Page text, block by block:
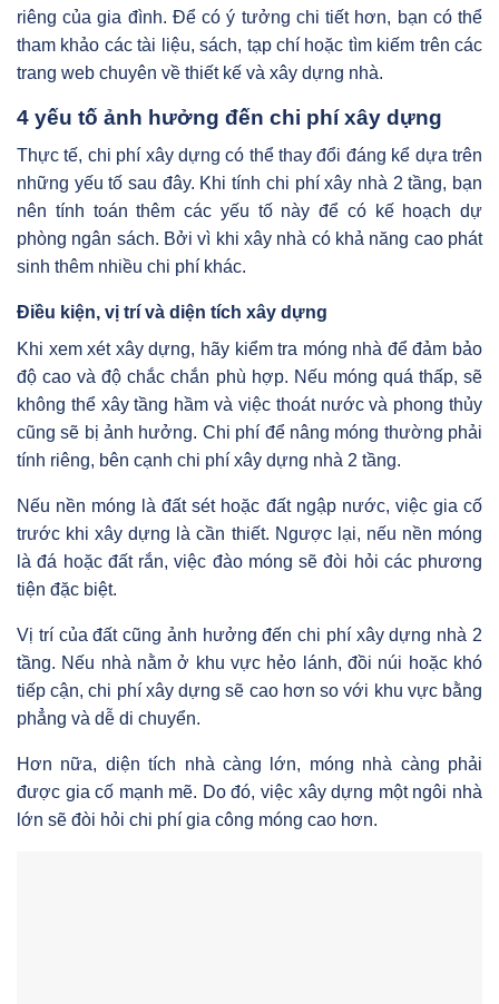
riêng của gia đình. Để có ý tưởng chi tiết hơn, bạn có thể
tham khảo các tài liệu, sách, tạp chí hoặc tìm kiếm trên các
trang web chuyên về thiết kế và xây dựng nhà.
4 yếu tố ảnh hưởng đến chi phí xây dựng
Thực tế, chi phí xây dựng có thể thay đổi đáng kể dựa trên
những yếu tố sau đây. Khi tính chi phí xây nhà 2 tầng, bạn
nên tính toán thêm các yếu tố này để có kế hoạch dự
phòng ngân sách. Bởi vì khi xây nhà có khả năng cao phát
sinh thêm nhiều chi phí khác.
Điều kiện, vị trí và diện tích xây dựng
Khi xem xét xây dựng, hãy kiểm tra móng nhà để đảm bảo
độ cao và độ chắc chắn phù hợp. Nếu móng quá thấp, sẽ
không thể xây tầng hầm và việc thoát nước và phong thủy
cũng sẽ bị ảnh hưởng. Chi phí để nâng móng thường phải
tính riêng, bên cạnh chi phí xây dựng nhà 2 tầng.
Nếu nền móng là đất sét hoặc đất ngập nước, việc gia cố
trước khi xây dựng là cần thiết. Ngược lại, nếu nền móng
là đá hoặc đất rắn, việc đào móng sẽ đòi hỏi các phương
tiện đặc biệt.
Vị trí của đất cũng ảnh hưởng đến chi phí xây dựng nhà 2
tầng. Nếu nhà nằm ở khu vực hẻo lánh, đồi núi hoặc khó
tiếp cận, chi phí xây dựng sẽ cao hơn so với khu vực bằng
phẳng và dễ di chuyển.
Hơn nữa, diện tích nhà càng lớn, móng nhà càng phải
được gia cố mạnh mẽ. Do đó, việc xây dựng một ngôi nhà
lớn sẽ đòi hỏi chi phí gia công móng cao hơn.